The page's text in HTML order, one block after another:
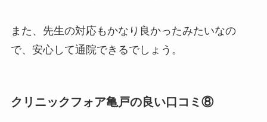
また、先生の対応もかなり良かったみたいなの
で、安心して通院できるでしょう。
クリニックフォア亀戸の良い口コミ⑧